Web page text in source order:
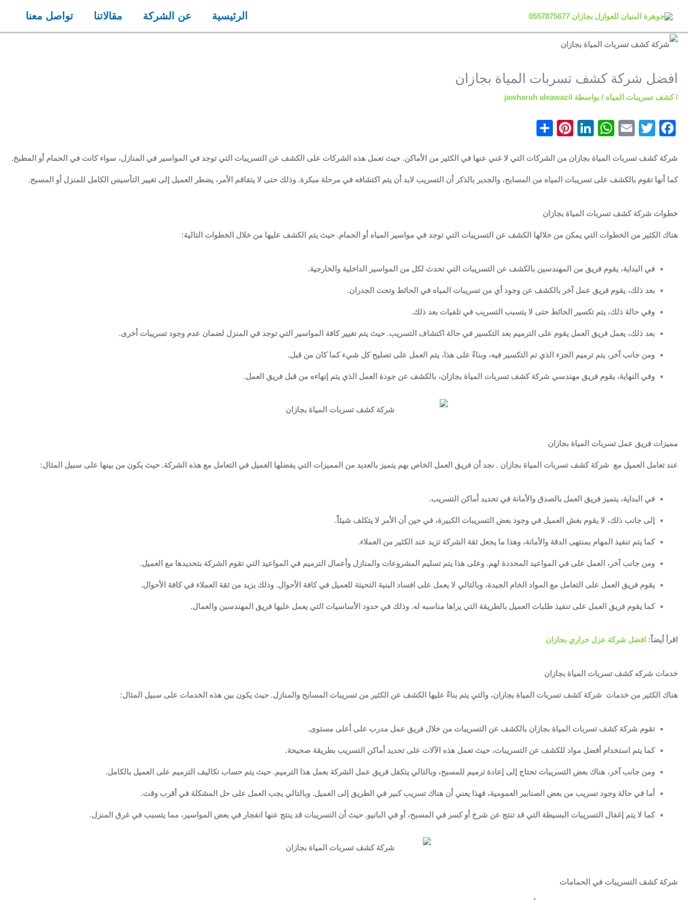
إلى
الرئيسية عن الشركة مقالاتنا تواصل معنا
افضل شركة كشف تسربات المياة بجازان
/كشف تسريبات المياه / بواسطة jawharuh aleawazil
F
c
e
o
k
T
itt
er
E
ai
l
W
at
s
p
Li
k
e
n
Pi
er
e
ar
e
شركة كشف تسربات المياة بجازان من الشركات التي لا غني عنها في الكثير من الأماكن. حيث تعمل هذه الشركات على الكشف عن التسريبات التي توجد في المواسير في المنازل، سواء كانت في الحمام أو المطبخ.
كما أنها تقوم بالكشف على تسريبات المياه من المسابح، والجدير بالذكر أن التسريب لابد أن يتم اكتشافه في مرحلة مبكرة. وذلك حتى لا يتفاقم الأمر، يضطر العميل إلى تغيير التأسيس الكامل للمنزل أو المسبح.
خطوات شركة كشف تسربات المياة بجازان
هناك الكثير من الخطوات التي يمكن من خلالها الكشف عن التسريبات التي توجد في مواسير المياه أو الحمام. حيث يتم الكشف عليها من خلال الخطوات التالية:
في البداية، يقوم فريق من المهندسين بالكشف عن التسريبات التي تحدث لكل من المواسير الداخلية والخارجية.
بعد ذلك، يقوم فريق عمل آخر بالكشف عن وجود أي من تسريبات المياه في الحائط وتحت الجدران.
وفي حالة ذلك، يتم تكسير الحائط حتى لا يتسبب التسريب في تلفيات بعد ذلك.
بعد ذلك، يعمل فريق العمل يقوم على الترميم بعد التكسير في حالة اكتشاف التسريب. حيث يتم تغيير كافة المواسير التي توجد في المنزل لضمان عدم وجود تسريبات أخرى.
ومن جانب آخر، يتم ترميم الجزء الذي تم التكسير فيه، وبناءً على هذا، يتم العمل على تصليح كل شيء كما كان من قبل.
وفي النهاية، يقوم فريق مهندسي شركة كشف تسربات المياة بجازان، بالكشف عن جودة العمل الذي يتم إنهاءه من قبل فريق العمل.
مميزات فريق عمل تسربات المياة بجازان
عند تعامل العميل مع شركة كشف تسربات المياة بجازان . نجد أن فريق العمل الخاص بهم يتميز بالعديد من المميزات التي يفضلها العميل في التعامل مع هذه الشركة. حيث يكون من بينها على سبيل المثال:
في البداية، يتميز فريق العمل بالصدق والأمانة في تحديد أماكن التسريب.
إلى جانب ذلك، لا يقوم بغش العميل في وجود بعض التسريبات الكبيرة، في حين أن الأمر لا يتكلف شيئاً.
كما يتم تنفيذ المهام بمنتهى الدقة والأمانة، وهذا ما يجعل ثقة الشركة تزيد عند الكثير من العملاء.
ومن جانب آخر، العمل على في المواعيد المحددة لهم. وعلى هذا يتم تسليم المشروعات والمنازل وأعمال الترميم في المواعيد التي تقوم الشركة بتحديدها مع العميل.
يقوم فريق العمل على التعامل مع المواد الخام الجيدة، وبالتالي لا يعمل على افساد البنية التحيتة للعميل في كافة الأحوال. وذلك يزيد من ثقة العملاء في كافة الأحوال.
كما يقوم فريق العمل على تنفيذ طلبات العميل بالطريقة التي يراها مناسبه له. وذلك في حدود الأساسيات التي يعمل عليها فريق المهندسين والعمال.
اقرأ أيضاً: افضل شركة عزل حراري بجازان
خدمات شركه كشف تسربات المياة بجازان
هناك الكثير من خدمات شركة كشف تسربات المياة بجازان، والتي يتم بناءً عليها الكشف عن الكثير من تسريبات المسابح والمنازل. حيث يكون بين هذه الخدمات على سبيل المثال:
تقوم شركة كشف تسربات المياة بجازان بالكشف عن التسريبات من خلال فريق عمل مدرب على أعلى مستوى.
كما يتم استخدام أفضل مواد للكشف عن التسريبات، حيث تعمل هذه الآلات على تحديد أماكن التسريب بطريقة صحيحة.
ومن جانب آخر، هناك بعض التسريبات تحتاج إلى إعادة ترميم للمسبح، وبالتالي يتكفل فريق عمل الشركة بعمل هذا الترميم. حيث يتم حساب تكاليف الترميم على العميل بالكامل.
أما في حالة وجود تسريب من بعض الصنابير العمومية، فهذا يعني أن هناك تسريب كبير في الطريق إلى العميل. وبالتالي يجب العمل على حل المشكلة في أقرب وقت.
كما لا يتم إغفال التسريبات البسيطة التي قد تنتج عن شرخ أو كسر في المسبح، أو في البانيو. حيث أن التسريبات قد ينتج عنها انفجار في بعض المواسير، مما يتسبب في غرق المنزل.
شركة كشف التسريبات في الحمامات